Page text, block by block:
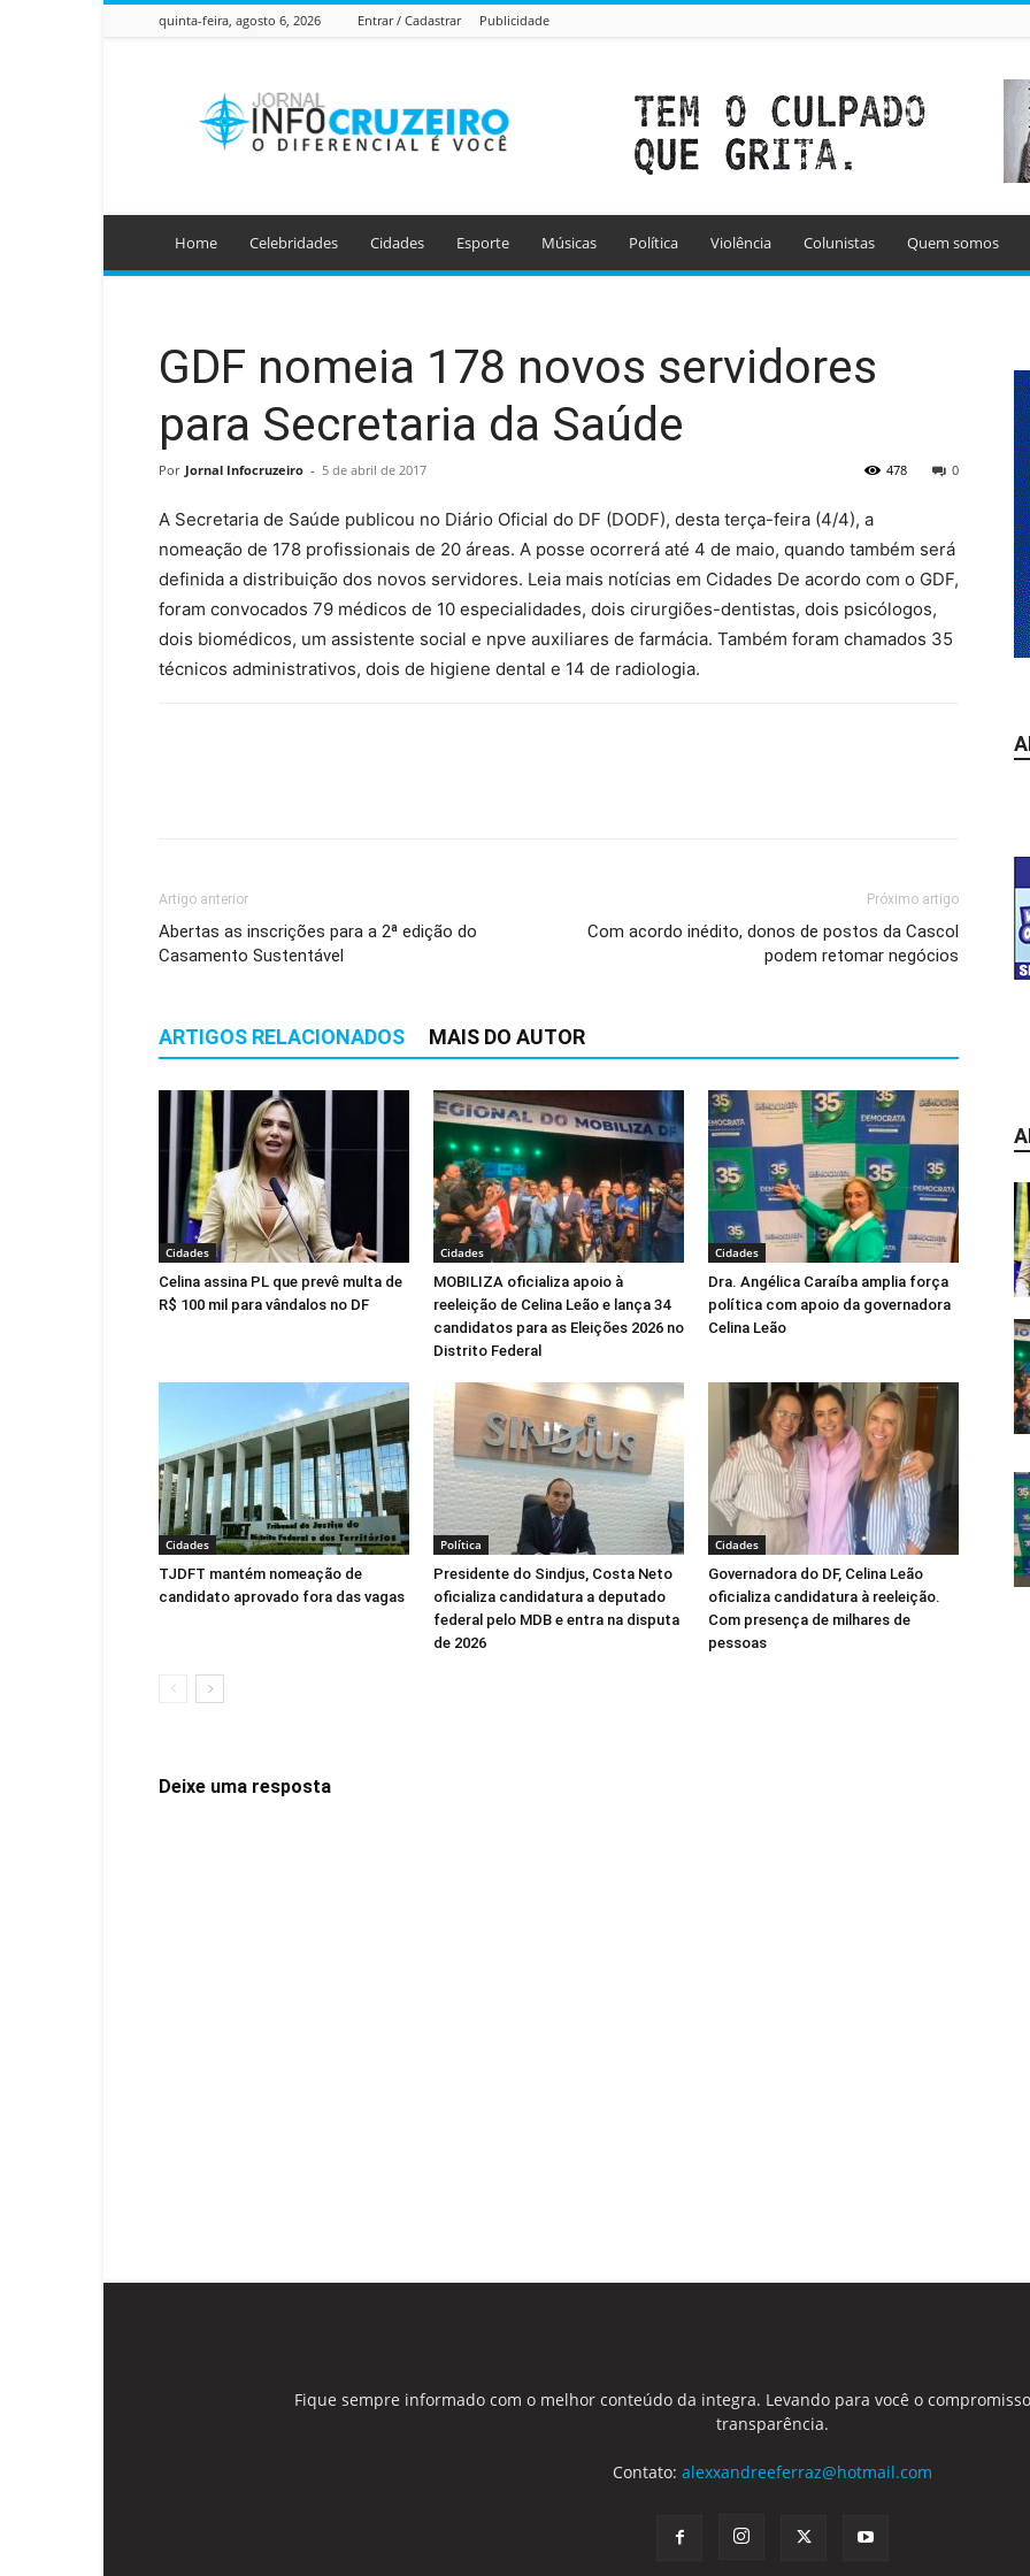
quinta-feira, agosto 6, 2026 Entrar / Cadastrar Publicidade
Info
Cruzeiro
Home Celebridades Cidades Esporte Músicas Política Violência Colunistas Quem somos
GDF nomeia 178 novos servidores
para Secretaria da Saúde
Por Jornal Infocruzeiro - 5 de abril de 2017 0
478
A Secretaria de Saúde publicou no Diário Oficial do DF (DODF), desta terça-feira (4/4), a
nomeação de 178 profissionais de 20 áreas. A posse ocorrerá até 4 de maio, quando também será
definida a distribuição dos novos servidores. Leia mais notícias em Cidades De acordo com o GDF,
foram convocados 79 médicos de 10 especialidades, dois cirurgiões-dentistas, dois psicólogos,
dois biomédicos, um assistente social e npve auxiliares de farmácia. Também foram chamados 35
técnicos administrativos, dois de higiene dental e 14 de radiologia.
Artigo anterior
Abertas as inscrições para a 2ª edição do
Casamento Sustentável
Próximo artigo
Com acordo inédito, donos de postos da Cascol
podem retomar negócios
ARTIGOS RELACIONADOS MAIS DO AUTOR
Cidades
Celina assina PL que prevê multa de
R$ 100 mil para vândalos no DF
Cidades
MOBILIZA oficializa apoio à
reeleição de Celina Leão e lança 34
candidatos para as Eleições 2026 no
Distrito Federal
Cidades
Dra. Angélica Caraíba amplia força
política com apoio da governadora
Celina Leão
Cidades
TJDFT mantém nomeação de
candidato aprovado fora das vagas
Política
Presidente do Sindjus, Costa Neto
oficializa candidatura a deputado
federal pelo MDB e entra na disputa
de 2026
Cidades
Governadora do DF, Celina Leão
oficializa candidatura à reeleição.
Com presença de milhares de
pessoas
Deixe uma resposta
Fique sempre informado com o melhor conteúdo da integra. Levando para você o
transparência.
Contato: alexxandreeferraz@hotmail.com